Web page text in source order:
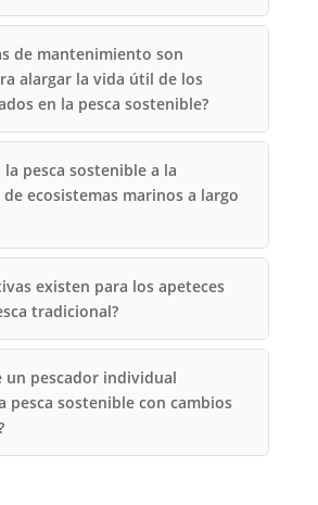
de mantenimiento son
alargar la vida útil de los
en la pesca sostenible?
la pesca sostenible a la
ecosistemas marinos a largo
existen para los apeteces
tradicional?
un pescador individual
pesca sostenible con cambios